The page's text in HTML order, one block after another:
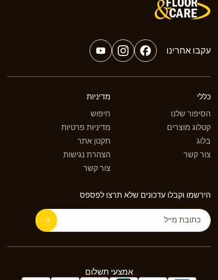
עקבו אחרינו
Facebook
Instagram
YouTube
כללי
הסיפור שלנו
קטלוג מוצרים
בלוג
צור קשר
מדיניות
חיפוש
מדיניות פרטיות
תקנון אתר
הצהרת נגישות
צור קשר
הירשמו וקבלו עדכונים שלא תרצו לפספס
כתובת מייל
אמצעי תשלום